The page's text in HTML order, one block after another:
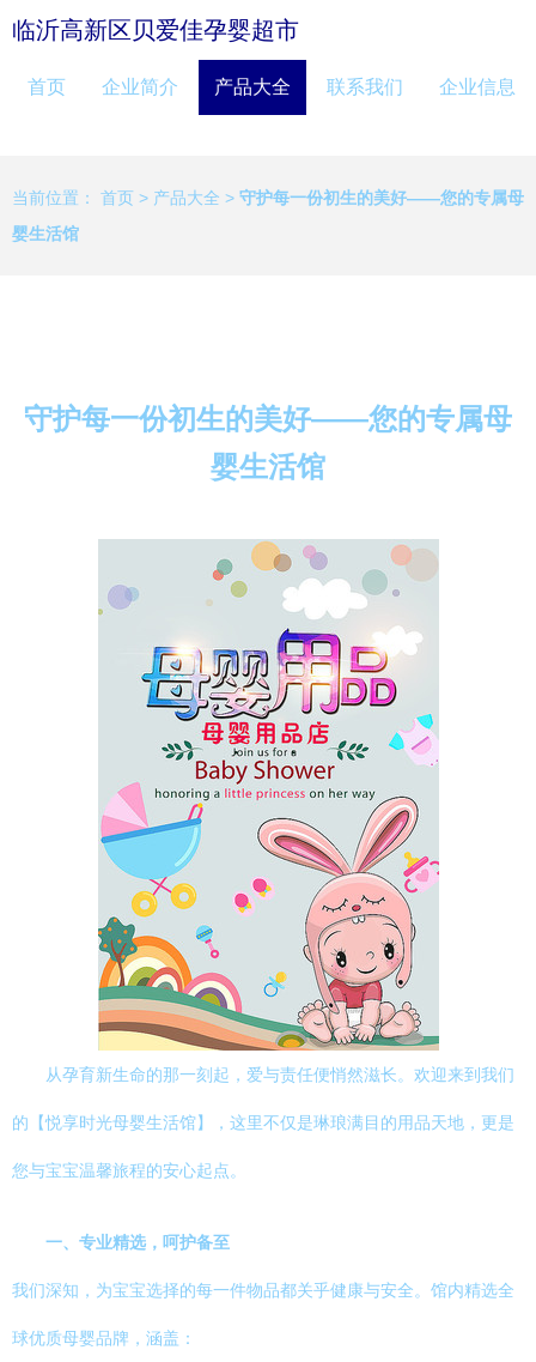
临沂高新区贝爱佳孕婴超市
首页 企业简介 产品大全 联系我们 企业信息
当前位置： 首页 > 产品大全 > 守护每一份初生的美好——您的专属母
婴生活馆
守护每一份初生的美好——您的专属母
婴生活馆
从孕育新生命的那一刻起，爱与责任便悄然滋长。欢迎来到我们
的【悦享时光母婴生活馆】，这里不仅是琳琅满目的用品天地，更是
您与宝宝温馨旅程的安心起点。
一、专业精选，呵护备至
我们深知，为宝宝选择的每一件物品都关乎健康与安全。馆内精选全
球优质母婴品牌，涵盖：